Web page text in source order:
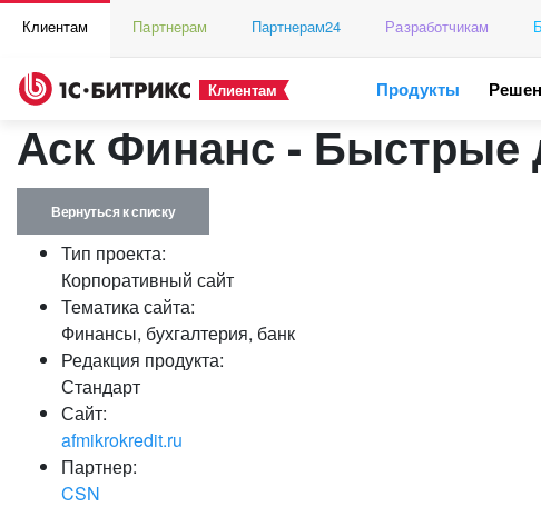
Клиентам Партнерам Партнерам24 Разработчикам
Клиентам Продукты
Аск Финанс - Быстрые
Вернуться к списку
Тип проекта:
Корпоративный сайт
Тематика сайта:
Финансы, бухгалтерия, банк
Редакция продукта:
Стандарт
Сайт:
afmikrokredit.ru
Партнер:
CSN